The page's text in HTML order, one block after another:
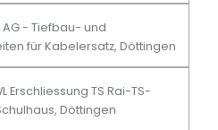
AG - Tiefbau- und
für Kabelersatz, Döttingen
Erschliessung TS Rai-TS-
Döttingen